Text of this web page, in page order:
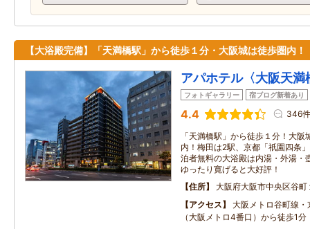
【大浴殿完備】「天満橋駅」から徒歩１分・大阪城は徒歩圏内！
アパホテル〈大阪天満
フォトギャラリー 宿ブログ新着あり
4.4 346件
「天満橋駅」から徒歩１分！大
内！梅田は2駅、京都「祇園四条
泊者無料の大浴殿は内湯・外湯・
ゆったり寛げると大好評！
住所
大阪府大阪市中央区谷町
アクセス
大阪メトロ谷町線
（大阪メトロ4番口）から徒歩1分